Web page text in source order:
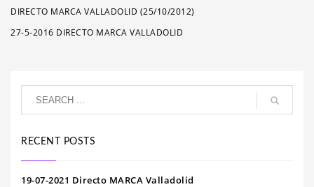
DIRECTO MARCA VALLADOLID (25/10/2012)
27-5-2016 DIRECTO MARCA VALLADOLID
RECENT POSTS
19-07-2021 Directo MARCA Valladolid